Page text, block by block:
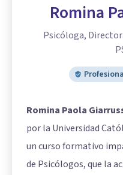
Romina
Psicóloga,
Romina Paola
por la Universidad
un curso formativo
de Psicólogos, que la